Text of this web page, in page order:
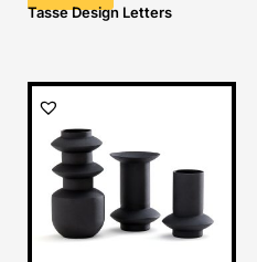
Tasse Design Letters